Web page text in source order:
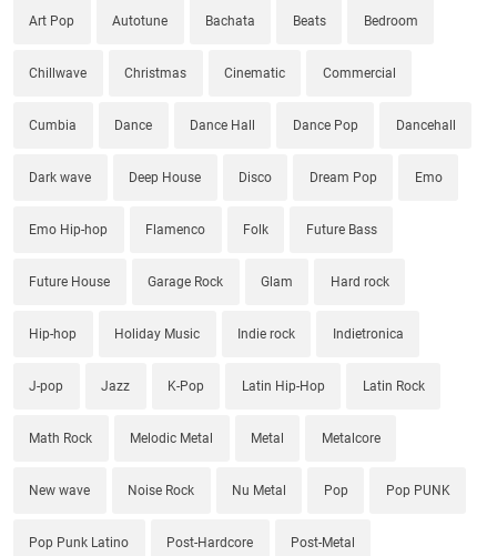
Art Pop Autotune Bachata Beats Bedroom
Chillwave Christmas Cinematic Commercial
Cumbia Dance Dance Hall Dance Pop Dancehall
Dark wave Deep House Disco Dream Pop Emo
Emo Hip-hop Flamenco Folk Future Bass
Future House Garage Rock Glam Hard rock
Hip-hop Holiday Music Indie rock Indietronica
J-pop Jazz K-Pop Latin Hip-Hop Latin Rock
Math Rock Melodic Metal Metal Metalcore
New wave Noise Rock Nu Metal Pop Pop PUNK
Pop Punk Latino Post-Hardcore Post-Metal